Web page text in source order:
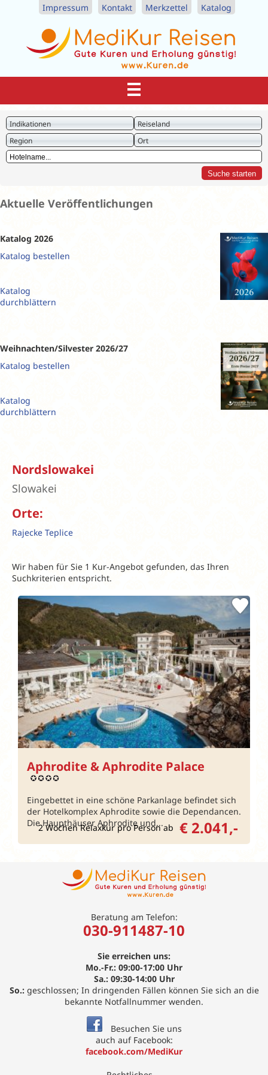
Impressum Kontakt Merkzettel Katalog
Indikationen
Reiseland
Region
Ort
Aktuelle Veröffentlichungen
Katalog 2026
Katalog bestellen
Katalog
durchblättern
Weihnachten/Silvester 2026/27
Katalog bestellen
Katalog
durchblättern
Nordslowakei
Slowakei
Orte:
Rajecke Teplice
Wir haben für Sie 1 Kur-Angebot gefunden, das Ihren
Suchkriterien entspricht.
Aphrodite & Aphrodite Palace
Eingebettet in eine schöne Parkanlage befindet sich
der Hotelkomplex Aphrodite sowie die Dependancen.
Die Haupthäuser Aphrodite und...
2 Wochen Relaxkur pro Person ab € 2.041,-
Beratung am Telefon:
030-911487-10
Sie erreichen uns:
Mo.-Fr.: 09:00-17:00 Uhr
Sa.: 09:30-14:00 Uhr
So.:geschlossen; In dringenden Fällen können Sie sich an die
bekannte Notfallnummer wenden.
Besuchen Sie uns
auch auf Facebook:
facebook.com/MediKur